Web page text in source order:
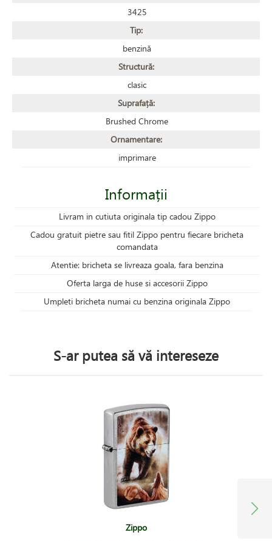
3425
Tip:
benzină
Structură:
clasic
Suprafață:
Brushed Chrome
Ornamentare:
imprimare
Informații
Livram in cutiuta originala tip cadou Zippo
Cadou gratuit pietre sau fitil Zippo pentru fiecare bricheta
comandata
Atentie: bricheta se livreaza goala, fara benzina
Oferta larga de huse si accesorii Zippo
Umpleti bricheta numai cu benzina originala Zippo
S-ar putea să vă intereseze
Zippo